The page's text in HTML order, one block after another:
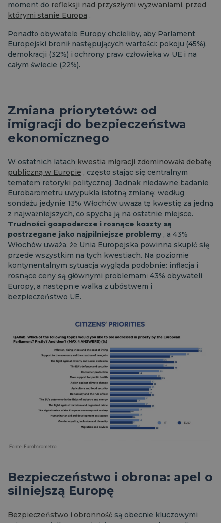
moment do refleksji nad przyszłymi wyzwaniami, przed
którymi stanie Europa .
Ponadto obywatele Europy chcieliby, aby Parlament
Europejski bronił następujących wartości: pokoju (45%),
demokracji (32%) i ochrony praw człowieka w UE i na
całym świecie (22%).
Zmiana priorytetów: od
imigracji do bezpieczeństwa
ekonomicznego
W ostatnich latach kwestia migracji zdominowała debatę
publiczną w Europie , często stając się centralnym
tematem retoryki politycznej. Jednak niedawne badanie
Eurobarometru uwypukla istotną zmianę: według
sondażu jedynie 13% Włochów uważa tę kwestię za jedną
z najważniejszych, co spycha ją na ostatnie miejsce.
Trudności gospodarcze i rosnące koszty są
postrzegane jako najpilniejsze problemy, a 43%
Włochów uważa, że Unia Europejska powinna skupić się
przede wszystkim na tych kwestiach. Na poziomie
kontynentalnym sytuacja wygląda podobnie: inflacja i
rosnące ceny są głównymi problemami 43% obywateli
Europy, a następnie walka z ubóstwem i
bezpieczeństwo UE.
Bezpieczeństwo i obrona: apel o
silniejszą Europę
Bezpieczeństwo i obronność są obecnie kluczowymi